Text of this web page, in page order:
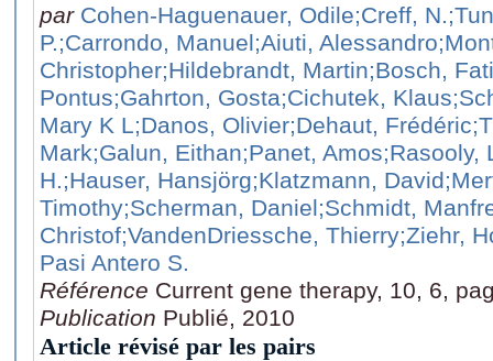
par Cohen-Haguenauer, Odile;Creff, N.
P.;Carrondo, Manuel;Aiuti, Alessandro
Christopher;Hildebrandt, Martin;Bosch,
Pontus;Gahrton, Gosta;Cichutek, Klaus
Mary K L;Danos, Olivier;Dehaut, Frédéric
Mark;Galun, Eithan;Panet, Amos;Rasooly,
H.;Hauser, Hansjörg;Klatzmann, David
Timothy;Scherman, Daniel;Schmidt,
Christof;VandenDriessche, Thierry;Ziehr,
Pasi Antero S.
Référence Current gene therapy, 10, 6,
Publication Publié, 2010
Article révisé par les pairs